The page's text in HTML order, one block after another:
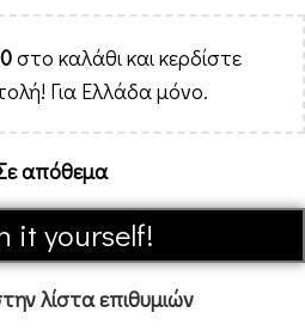
στο καλάθι και κερδίστε
Για Ελλάδα μόνο.
απόθεμα
it yourself!
Alternative:
λίστα επιθυμιών